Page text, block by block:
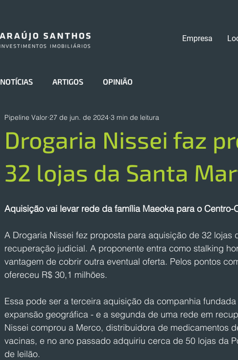
Empresa
NOTÍCIAS ARTIGOS OPINIÃO
Drogaria Nissei faz
32 lojas da Santa
Pipeline Valor 27 de jun. de 2024 3 min de leitura
Aquisição vai levar rede da família Maeoka para o Centro-
A Drogaria Nissei fez proposta para aquisição de 32 lojas
recuperação judicial. A proponente entra como stalking
vantagem de cobrir outra eventual oferta. Pelos pontos
ofereceu R$ 30,1 milhões.
Essa pode ser a terceira aquisição da companhia
expansão geográfica - e a segunda de uma rede em
Nissei comprou a Merco, distribuidora de medicamentos
vacinas, e no ano passado adquiriu cerca de 50 lojas da
de leilão.